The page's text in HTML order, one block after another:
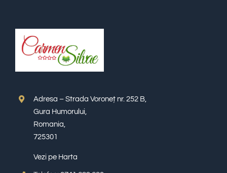
Adresa – Strada Voroneț nr. 252 B,
Gura Humorului,
Romania,
725301
Vezi pe Harta